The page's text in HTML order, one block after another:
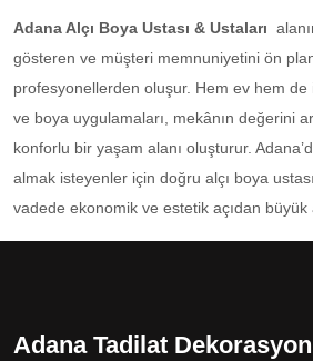
Adana Alçı Boya Ustası & Ustaları
gösteren ve müşteri memnuniyetini ön
profesyonellerden oluşur. Hem ev hem de
ve boya uygulamaları, mekânın değerini
konforlu bir yaşam alanı oluşturur.
almak isteyenler için doğru alçı boya
vadede ekonomik ve estetik açıdan büyük
Adana Tadilat